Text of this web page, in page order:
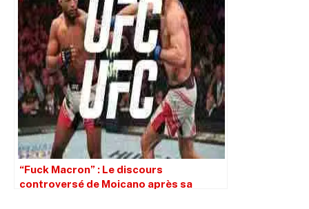
“Fuck Macron” : Le discours
controversé de Moicano après sa